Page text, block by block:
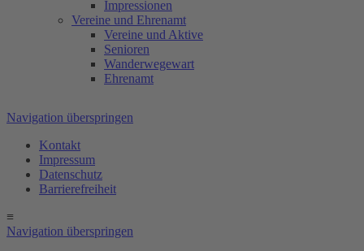
Impressionen
Vereine und Ehrenamt
Vereine und Aktive
Senioren
Wanderwegewart
Ehrenamt
Navigation überspringen
Kontakt
Impressum
Datenschutz
Barrierefreiheit
≡
Navigation überspringen